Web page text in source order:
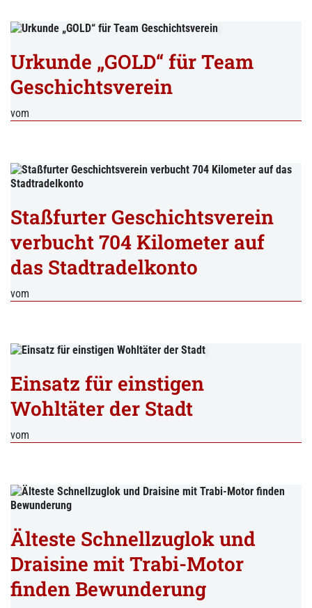
Urkunde „GOLD“ für Team
Geschichtsverein
vom
Staßfurter Geschichtsverein
verbucht 704 Kilometer auf
das Stadtradelkonto
vom
Einsatz für einstigen
Wohltäter der Stadt
vom
Älteste Schnellzuglok und
Draisine mit Trabi-Motor
finden Bewunderung